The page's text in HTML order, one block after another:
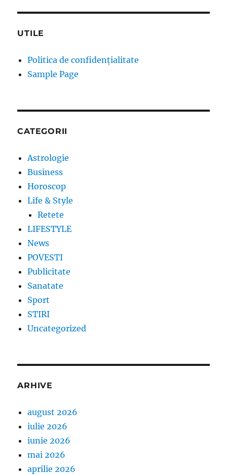
UTILE
Politica de confidențialitate
Sample Page
CATEGORII
Astrologie
Business
Horoscop
Life & Style
Retete
LIFESTYLE
News
POVESTI
Publicitate
Sanatate
Sport
STIRI
Uncategorized
ARHIVE
august 2026
iulie 2026
iunie 2026
mai 2026
aprilie 2026